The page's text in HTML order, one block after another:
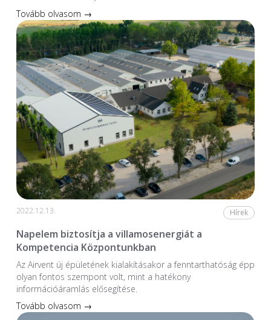
Tovább olvasom →
2022.12.13. Hírek
Napelem biztosítja a villamosenergiát a
Kompetencia Központunkban
Az Airvent új épületének kialakításakor a fenntarthatóság épp
olyan fontos szempont volt, mint a hatékony
információáramlás elősegítése.
Tovább olvasom →